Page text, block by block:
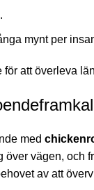
mynt per
att överleva
med
vägen, och
av att